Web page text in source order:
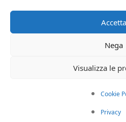
Accetta
Nega
Visualizza le
Cookie
Privacy
Fax: 091.6197376